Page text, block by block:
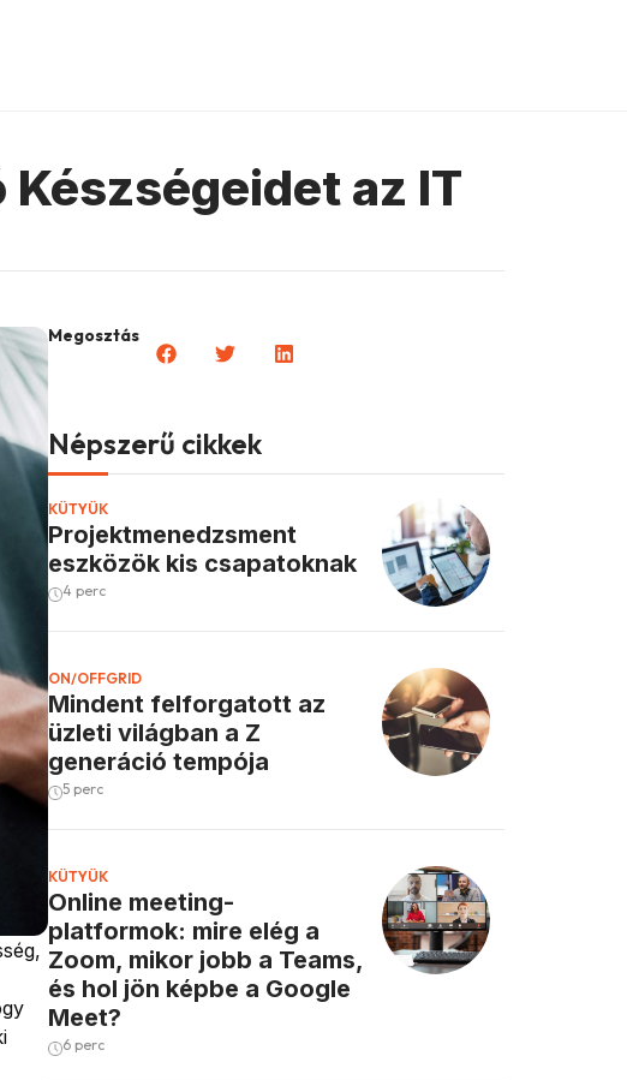
Készségeidet az IT
Megosztás
Népszerű cikkek
KÜTYÜK
Projektmenedzsment
eszközök kis csapatoknak
4 perc
ON/OFFGRID
Mindent felforgatott az
üzleti világban a Z
generáció tempója
5 perc
KÜTYÜK
Online meeting-
platformok: mire elég a
Zoom, mikor jobb a Teams,
és hol jön képbe a Google
Meet?
6 perc